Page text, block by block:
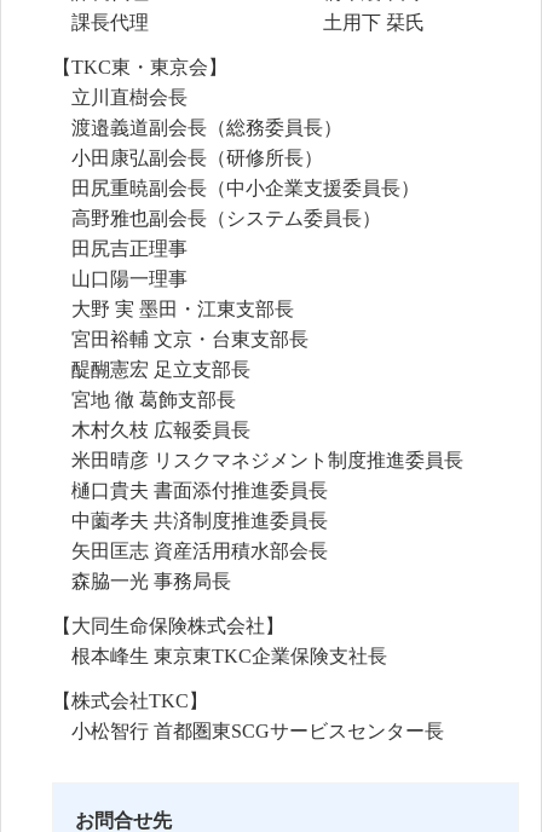
課長代理 土用下 栞氏
【TKC東・東京会】
立川直樹会長
渡邉義道副会長（総務委員長）
小田康弘副会長（研修所長）
田尻重暁副会長（中小企業支援委員長）
高野雅也副会長（システム委員長）
田尻吉正理事
山口陽一理事
大野 実 墨田・江東支部長
宮田裕輔 文京・台東支部長
醍醐憲宏 足立支部長
宮地 徹 葛飾支部長
木村久枝 広報委員長
米田晴彦 リスクマネジメント制度推進委員長
樋口貴夫 書面添付推進委員長
中薗孝夫 共済制度推進委員長
矢田匡志 資産活用積水部会長
森脇一光 事務局長
【大同生命保険株式会社】
根本峰生 東京東TKC企業保険支社長
【株式会社TKC】
小松智行 首都圏東SCGサービスセンター長
お問合せ先